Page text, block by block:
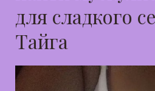
для сладкого
Тайга